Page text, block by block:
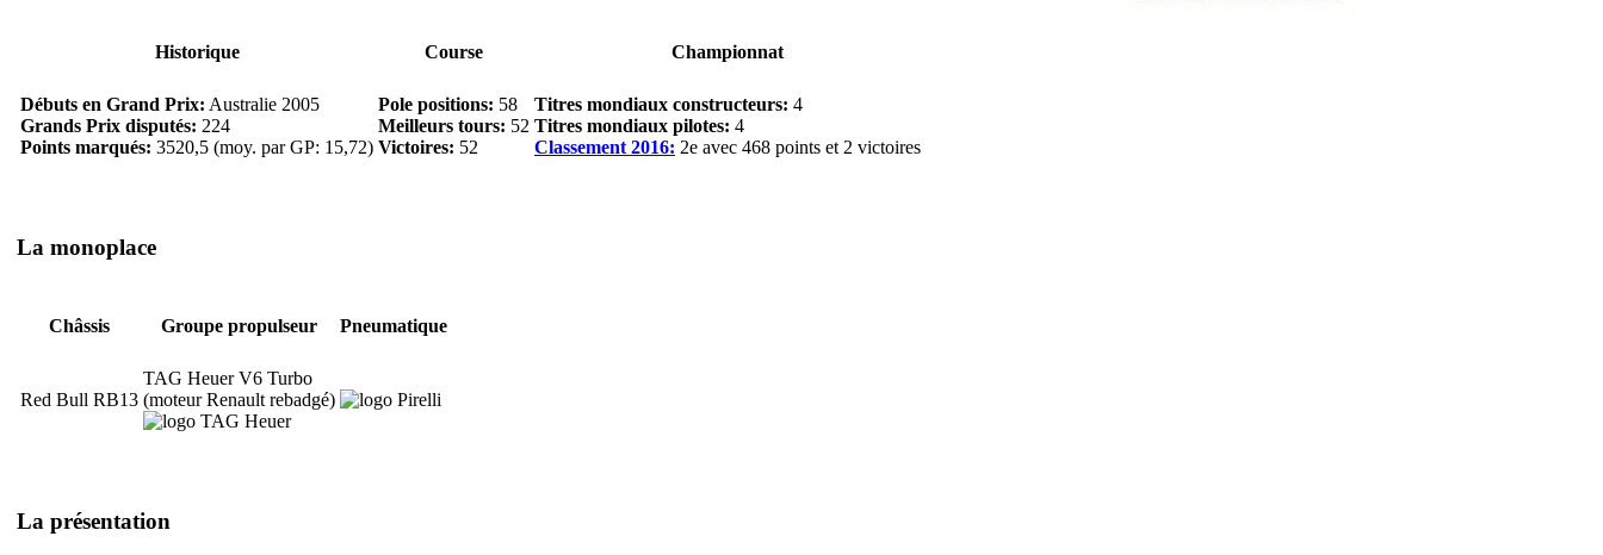
Historique Course Championnat
Débuts en Grand Prix: Australie 2005
Grands Prix disputés: 224
Points marqués: 3520,5 (moy. par GP: 15,72)
Pole positions: 58
Meilleurs tours: 52
Victoires: 52
Titres mondiaux constructeurs: 4
Titres mondiaux pilotes: 4
Classement 2016: 2e avec 468 points et 2 victoires
La monoplace
Châssis Groupe propulseur Pneumatique
Red Bull RB13
TAG Heuer V6 Turbo
(moteur Renault rebadgé)
La présentation